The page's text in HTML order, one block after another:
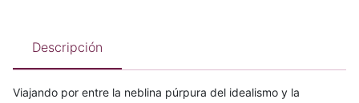
Descripción
Viajando por entre la neblina púrpura del idealismo y la